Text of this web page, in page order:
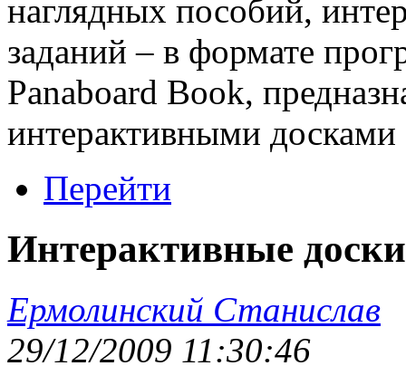
наглядных пособий,
заданий – в формате
Panaboard Book,
интерактивными досками
Перейти
Интерактивные
Ермолинский Станислав
29/12/2009 11:30:46